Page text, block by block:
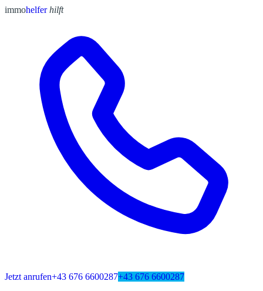
immohelfer hilft
Jetzt anrufen+43 676 6600287+43 676 6600287